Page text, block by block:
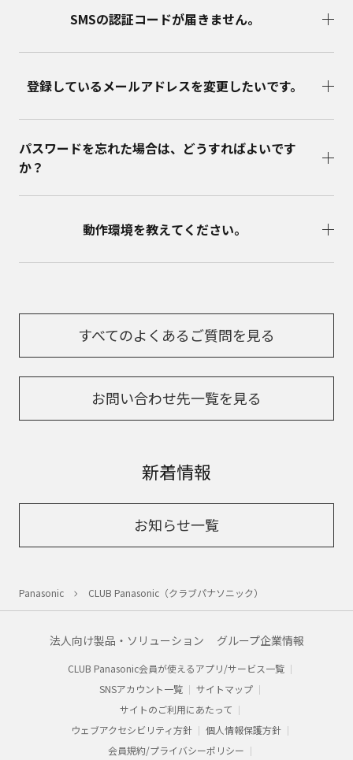
SMSの認証コードが届きません。
登録しているメールアドレスを変更したいです。
パスワードを忘れた場合は、どうすればよいです
か？
動作環境を教えてください。
すべてのよくあるご質問を見る
お問い合わせ先一覧を見る
新着情報
お知らせ一覧
Panasonic CLUB Panasonic（クラブパナソニック）
法人向け製品・ソリューション グループ企業情報
CLUB Panasonic会員が使えるアプリ/サービス一覧
SNSアカウント一覧
サイトマップ
サイトのご利用にあたって
ウェブアクセシビリティ方針
個人情報保護方針
会員規約/プライバシーポリシー​